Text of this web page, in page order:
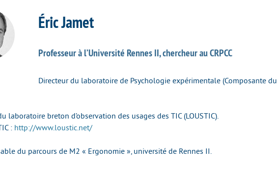
Éric Jamet
Professeur à l’Université Rennes II, chercheur au CRPCC
Directeur du laboratoire de Psychologie expérimentale (Composante du
laboratoire breton d’observation des usages des TIC (LOUSTIC).
: http://www.loustic.net/
du parcours de M2 « Ergonomie », université de Rennes II.